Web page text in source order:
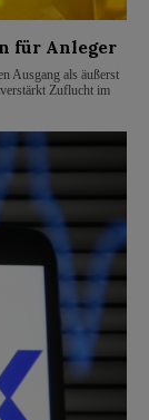
für Anleger
Ausgang als äußerst
Zuflucht im